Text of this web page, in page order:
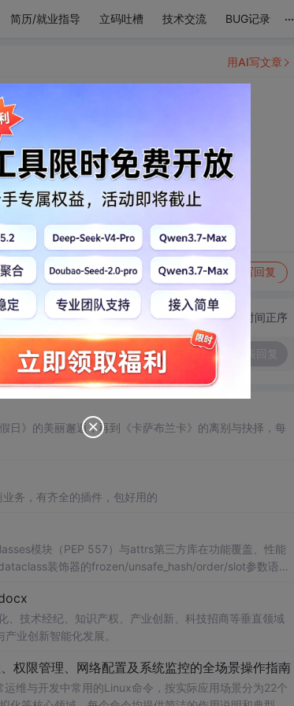
简历/就业指导 立码吐槽 技术交流 BUG记录 ...
举报 写回复
用AI写文章
切换为时间正序
日》的美丽邂逅，再到《卡萨布兰卡》的离别与抉择，每
电商业务，有齐全的插件，包好用的
模块（PEP 557）与attrs第三方库在功能覆盖、性能
装饰器的frozen/unsafe_hash/order/slot参数语
列化/反序列化适配、Pydantic的BaseModel运行时校验
领域模型等场景下的数据类选型建议与版本兼容性策
技术经纪、知识产权、产业创新、科技招商等垂直领域
业创新智能化发展。
权限管理、网络配置及系统监控的全场景操作指南
维与开发中常用的Linux命令，按实际应用场景分为22个